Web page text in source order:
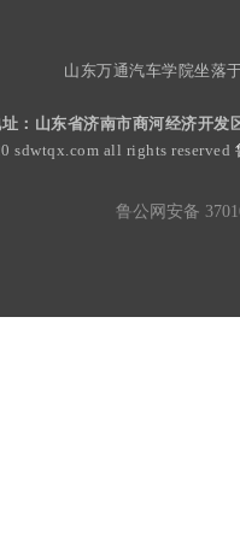
山东万通汽车学院坐落
：山东省济南市商河经济开发
sdwtqx.com all rights reserved
鲁公网安备